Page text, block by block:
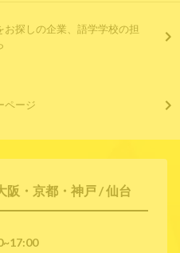
阪・京都・神戸 / 仙台
お探しの企業、語学学校の担
ページ